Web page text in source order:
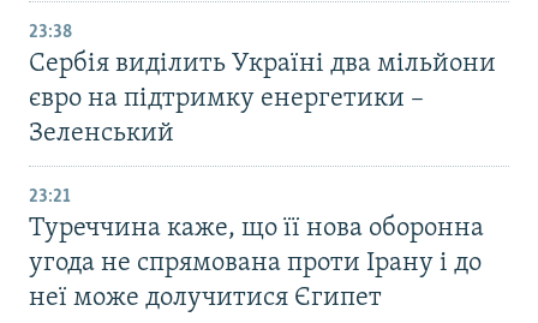
23:38
Сербія виділить Україні два мільйони
євро на підтримку енергетики –
Зеленський
23:21
Туреччина каже, що її нова оборонна
угода не спрямована проти Ірану і до
неї може долучитися Єгипет